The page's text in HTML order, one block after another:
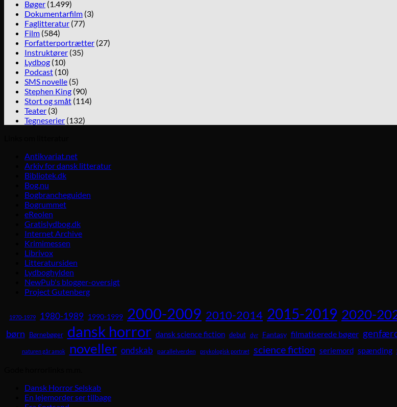
Bøger (1.499)
Dokumentarfilm (3)
Faglitteratur (77)
Film (584)
Forfatterportrætter (27)
Instruktører (35)
Lydbog (10)
Podcast (10)
SMS novelle (5)
Stephen King (90)
Stort og småt (114)
Teater (3)
Tegneserier (132)
Antikvariat.net
Arkiv for dansk litteratur
Bibliotek.dk
Bog.nu
Bogbrancheguiden
Bogrummet
eReolen
Gratislydbog.dk
Internet Archive
Krimimessen
Librivox
Litteratursiden
Lydboghylden
NewPub's blogger-oversigt
Project Gutenberg
1970-1979 1980-1989 1990-1999 2000-2009 2010-2014 2015-2019 2020-
børn Børnebøger dansk horror dansk science fiction debut dyr Fantasy filmatiserede bøger
naturen går amok noveller ondskab parallelverden psykologisk portræt science fiction seriemord spænding
Dansk Horror Selskab
En lejemorder ser tilbage